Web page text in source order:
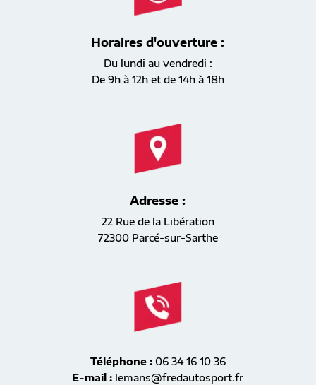
Horaires d'ouverture :
Du lundi au vendredi :
De 9h à 12h et de 14h à 18h
Adresse :
22 Rue de la Libération
72300 Parcé-sur-Sarthe
Téléphone :06 34 16 10 36
E-mail : lemans@fredautosport.fr